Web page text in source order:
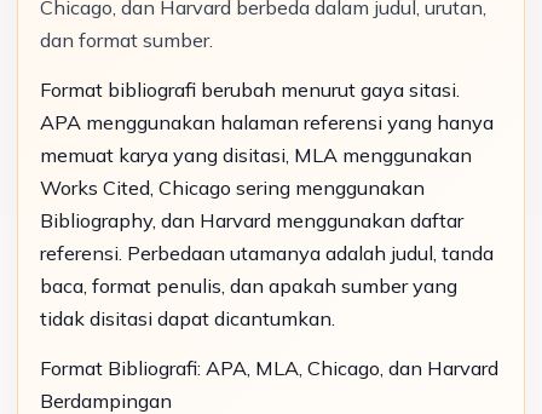
Chicago, dan Harvard berbeda dalam judul, urutan,
dan format sumber.
Format bibliografi berubah menurut gaya sitasi.
APA menggunakan halaman referensi yang hanya
memuat karya yang disitasi, MLA menggunakan
Works Cited, Chicago sering menggunakan
Bibliography, dan Harvard menggunakan daftar
referensi. Perbedaan utamanya adalah judul, tanda
baca, format penulis, dan apakah sumber yang
tidak disitasi dapat dicantumkan.
Format Bibliografi: APA, MLA, Chicago, dan Harvard
Berdampingan